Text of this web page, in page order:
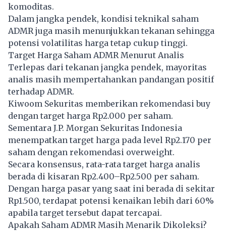
komoditas.
Dalam jangka pendek, kondisi teknikal saham
ADMR juga masih menunjukkan tekanan sehingga
potensi volatilitas harga tetap cukup tinggi.
Target Harga Saham ADMR Menurut Analis
Terlepas dari tekanan jangka pendek, mayoritas
analis masih mempertahankan pandangan positif
terhadap ADMR.
Kiwoom Sekuritas memberikan rekomendasi buy
dengan target harga Rp2.000 per saham.
Sementara J.P. Morgan Sekuritas Indonesia
menempatkan target harga pada level Rp2.170 per
saham dengan rekomendasi overweight.
Secara konsensus, rata-rata target harga analis
berada di kisaran Rp2.400–Rp2.500 per saham.
Dengan harga pasar yang saat ini berada di sekitar
Rp1.500, terdapat potensi kenaikan lebih dari 60%
apabila target tersebut dapat tercapai.
Apakah Saham ADMR Masih Menarik Dikoleksi?